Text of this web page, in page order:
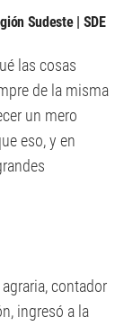
Sudeste | SDE
las cosas
de la misma
un mero
eso, y en
contador
ingresó a la